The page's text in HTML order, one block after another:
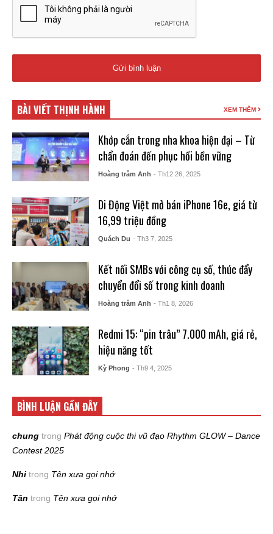
BÀI VIẾT THỊNH HÀNH XEM THÊM
Khớp cắn trong nha khoa hiện đại – Từ
chẩn đoán đến phục hồi bền vững
Hoàng trâm Anh - Th12 26, 2025
Di Động Việt mở bán iPhone 16e, giá từ
16,99 triệu đồng
Quách Du - Th3 7, 2025
Kết nối SMBs với công cụ số, thúc đẩy
chuyển đổi số trong kinh doanh
Hoàng trâm Anh - Th1 8, 2026
Redmi 15: “pin trâu” 7.000 mAh, giá rẻ,
hiệu năng tốt
Kỳ Phong - Th9 4, 2025
BÌNH LUẬN GẦN ĐÂY
chung trong Phát động cuộc thi vũ đạo Rhythm GLOW – Dance
Contest 2025
Nhi trong Tên xưa gọi nhớ
Tân trong Tên xưa gọi nhớ